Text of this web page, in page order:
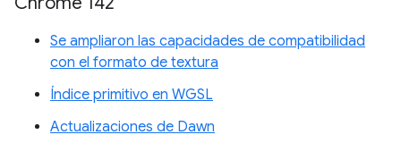
Se ampliaron las capacidades de compatibilidad
con el formato de textura
Índice primitivo en WGSL
Actualizaciones de Dawn